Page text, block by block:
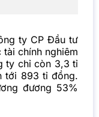
ty CP Đầu tư
chính nghiêm
ty chỉ còn 3,3 tỉ
tới 893 tỉ đồng.
đương 53%